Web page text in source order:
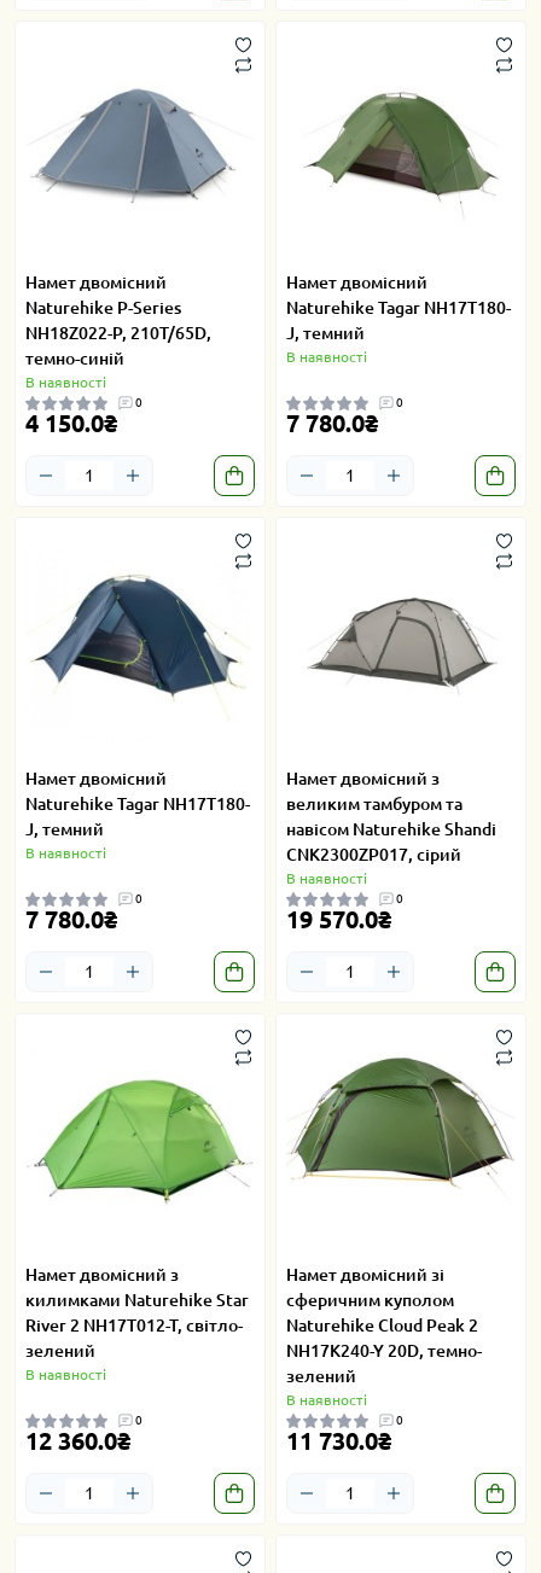
Намет двомісний
Naturehike P-Series
NH18Z022-P, 210T/65D,
темно-синій
В наявності
0
4 150.0₴
Намет двомісний
Naturehike Tagar NH17T180-
J, темний
В наявності
0
7 780.0₴
Намет двомісний
Naturehike Tagar NH17T180-
J, темний
В наявності
0
7 780.0₴
Намет двомісний з
великим тамбуром та
навісом Naturehike Shandi
CNK2300ZP017, сірий
В наявності
0
19 570.0₴
Намет двомісний з
килимками Naturehike Star
River 2 NH17T012-T, світло-
зелений
В наявності
0
12 360.0₴
Намет двомісний зі
сферичним куполом
Naturehike Cloud Peak 2
NH17K240-Y 20D, темно-
зелений
В наявності
0
11 730.0₴